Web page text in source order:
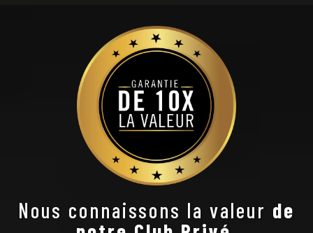
Nous connaissons la valeur de